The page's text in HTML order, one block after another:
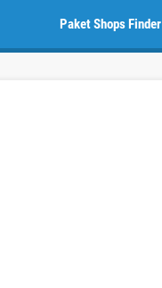
Paket Shops Finder